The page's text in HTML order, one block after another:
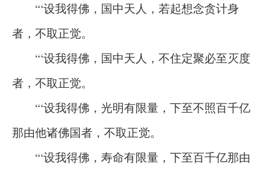
“‘设我得佛，国中天人，若起想念贪计身
者，不取正觉。
“‘设我得佛，国中天人，不住定聚必至灭度
者，不取正觉。
“‘设我得佛，光明有限量，下至不照百千亿
那由他诸佛国者，不取正觉。
“‘设我得佛，寿命有限量，下至百千亿那由